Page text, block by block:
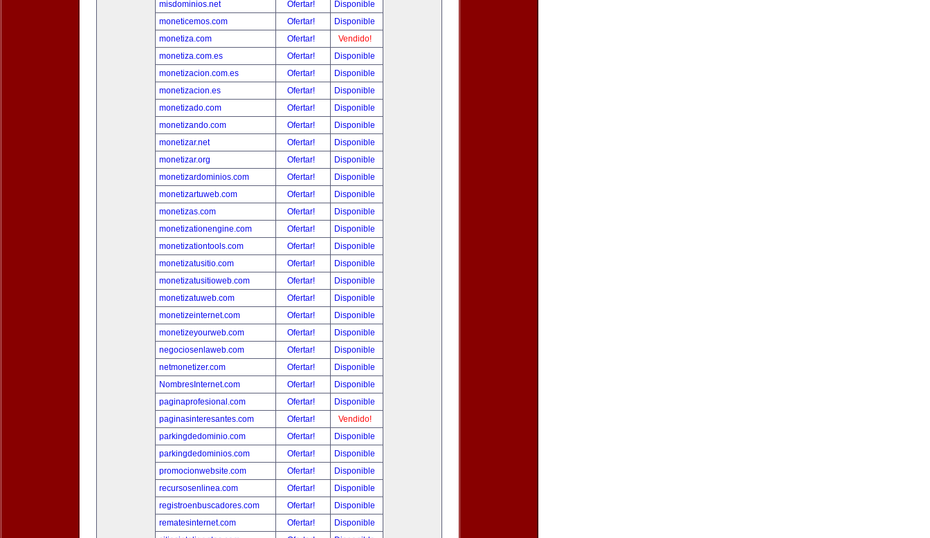
misdominios.net
Ofertar!
Disponible
moneticemos.com
Ofertar!
Disponible
monetiza.com
Ofertar!
Vendido!
monetiza.com.es
Ofertar!
Disponible
monetizacion.com.es
Ofertar!
Disponible
monetizacion.es
Ofertar!
Disponible
monetizado.com
Ofertar!
Disponible
monetizando.com
Ofertar!
Disponible
monetizar.net
Ofertar!
Disponible
monetizar.org
Ofertar!
Disponible
monetizardominios.com
Ofertar!
Disponible
monetizartuweb.com
Ofertar!
Disponible
monetizas.com
Ofertar!
Disponible
monetizationengine.com
Ofertar!
Disponible
monetizationtools.com
Ofertar!
Disponible
monetizatusitio.com
Ofertar!
Disponible
monetizatusitioweb.com
Ofertar!
Disponible
monetizatuweb.com
Ofertar!
Disponible
monetizeinternet.com
Ofertar!
Disponible
monetizeyourweb.com
Ofertar!
Disponible
negociosenlaweb.com
Ofertar!
Disponible
netmonetizer.com
Ofertar!
Disponible
NombresInternet.com
Ofertar!
Disponible
paginaprofesional.com
Ofertar!
Disponible
paginasinteresantes.com
Ofertar!
Vendido!
parkingdedominio.com
Ofertar!
Disponible
parkingdedominios.com
Ofertar!
Disponible
promocionwebsite.com
Ofertar!
Disponible
recursosenlinea.com
Ofertar!
Disponible
registroenbuscadores.com
Ofertar!
Disponible
rematesinternet.com
Ofertar!
Disponible